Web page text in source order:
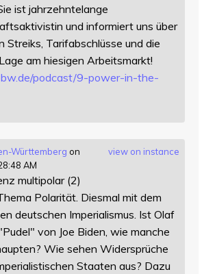
ist jahrzehntelange
und informiert uns über
Streiks, Tarifabschlüsse und die
am hiesigen Arbeitsmarkt!
podcast/9-power-in-the-
view on instance
Württemberg on
AM
multipolar (2)
Polarität. Diesmal mit dem
deutschen Imperialismus. Ist Olaf
von Joe Biden, wie manche
Wie sehen Widersprüche
Staaten aus? Dazu